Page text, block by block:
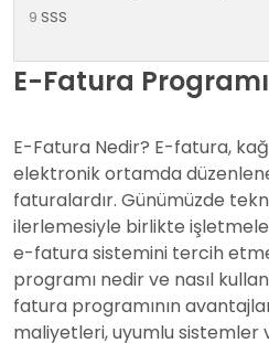
SSS
E-Fatura Programı
E-Fatura Nedir? E-fatura,
elektronik ortamda
faturalardır. Günümüzde
ilerlemesiyle birlikte
e-fatura sistemini tercih
programı nedir ve nasıl
fatura programının
maliyetleri, uyumlu sistemler